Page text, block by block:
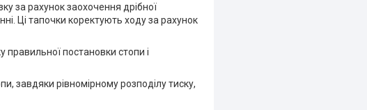
за рахунок заохочення дрібної
Ці тапочки коректують ходу за рахунок
правильної постановки стопи і
завдяки рівномірному розподілу тиску,